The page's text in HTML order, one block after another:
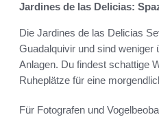
Jardines de las Delicias:
Die Jardines de las Delicias
Guadalquivir und sind weniger
Anlagen. Du findest schattige
Ruheplätze für eine
Für Fotografen und